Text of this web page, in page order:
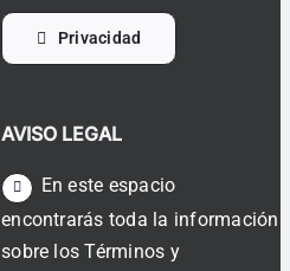
Privacidad
AVISO LEGAL
En este espacio
encontrarás toda la información
sobre los Términos y